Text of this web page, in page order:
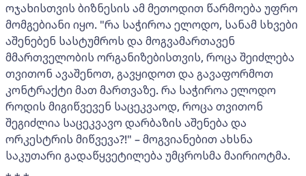
ოჯახისთვის ბიზნესის ამ მეთოდით წარმოება უფრო
მომგებიანი იყო. "რა საჭიროა ელოდო, სანამ სხვები
აშენებენ სასტუმროს და მოგვამართავენ
მმართველობის ორგანიზებისთვის, როცა შეიძლება
თვითონ ავაშენოთ, გავყიდოთ და გავაფორმოთ
კონტრაქტი მათ მართვაზე. რა საჭიროა ელოდო
როდის მიგიწვევენ საცეკვაოდ, როცა თვითონ
შეგიძლია საცეკვავო დარბაზის აშენება და
ორკესტრის მიწვევა?!" – მოგვიანებით ახსნა
საკუთარი გადაწყვეტილება უმცროსმა მაირიოტმა.